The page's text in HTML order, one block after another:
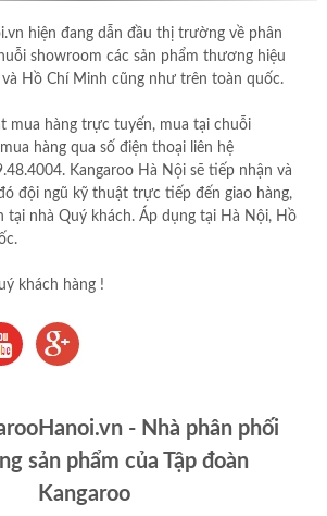
hiện đang dẫn đầu thị trường về phân
showroom các sản phẩm thương hiệu
Hồ Chí Minh cũng như trên toàn quốc.
mua hàng trực tuyến, mua tại chuỗi
hàng qua số điện thoại liên hệ
Kangaroo Hà Nội sẽ tiếp nhận và
đội ngũ kỹ thuật trực tiếp đến giao hàng,
tại nhà Quý khách. Áp dụng tại Hà Nội, Hồ
khách hàng !
- Nhà phân phối
sản phẩm của Tập đoàn
Kangaroo